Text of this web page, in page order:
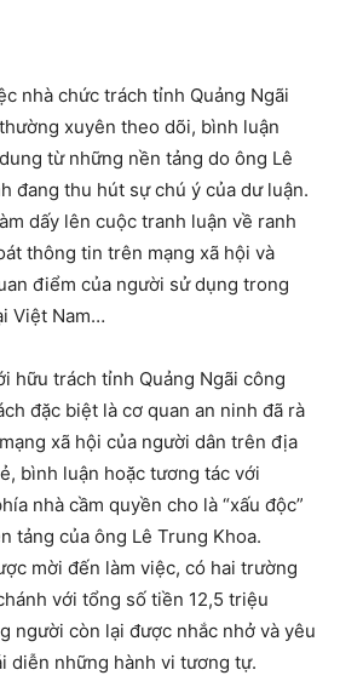
nhà chức trách tỉnh Quảng Ngãi
xuyên theo dõi, bình luận
từ những nền tảng do ông Lê
đang thu hút sự chú ý của dư luận.
dấy lên cuộc tranh luận về ranh
thông tin trên mạng xã hội và
điểm của người sử dụng trong
Việt Nam…
hữu trách tỉnh Quảng Ngãi công
đặc biệt là cơ quan an ninh đã rà
xã hội của người dân trên địa
bình luận hoặc tương tác với
nhà cầm quyền cho là “xấu độc”
tảng của ông Lê Trung Khoa.
mời đến làm việc, có hai trường
với tổng số tiền 12,5 triệu
người còn lại được nhắc nhở và yêu
diễn những hành vi tương tự.